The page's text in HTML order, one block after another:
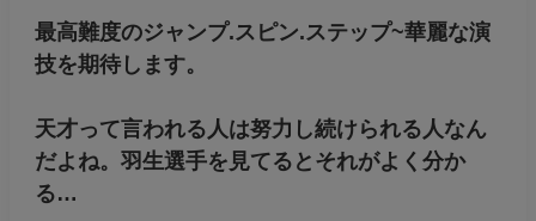
最高難度のジャンプ.スピン.ステップ~華麗な演
技を期待します。
天才って言われる人は努力し続けられる人なん
だよね。羽生選手を見てるとそれがよく分か
る…